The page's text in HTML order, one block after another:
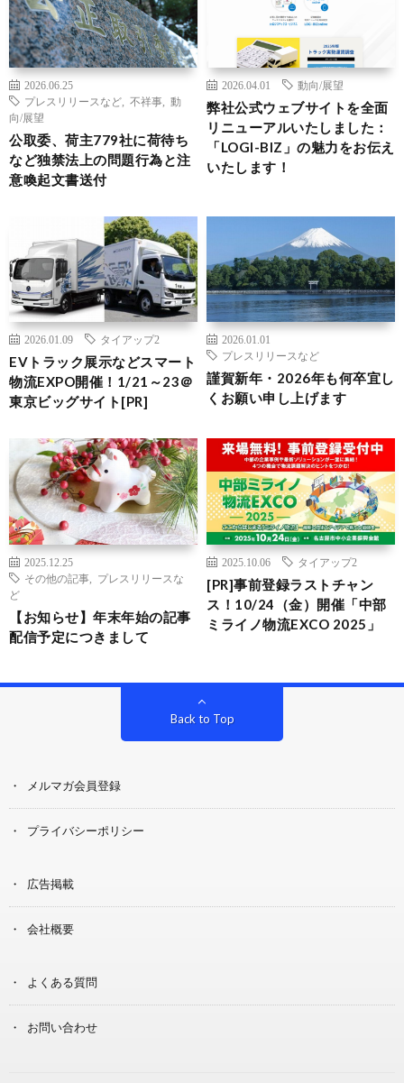
2026.06.25
プレスリリースなど
不祥事
動
向/展望
公取委、荷主779社に荷待ち
など独禁法上の問題行為と注
意喚起文書送付
2026.04.01 動向/展望
弊社公式ウェブサイトを全面
リニューアルいたしました：
「LOGI-BIZ」の魅力をお伝え
いたします！
2026.01.09 タイアップ2
EVトラック展示などスマート
物流EXPO開催！1/21～23＠
東京ビッグサイト[PR]
2026.01.01
プレスリリースなど
謹賀新年・2026年も何卒宜し
くお願い申し上げます
2025.12.25
その他の記事
プレスリリースな
ど
【お知らせ】年末年始の記事
配信予定につきまして
2025.10.06 タイアップ2
[PR]事前登録ラストチャン
ス！10/24（金）開催「中部
ミライノ物流EXCO 2025」
Back to Top
メルマガ会員登録
プライバシーポリシー
広告掲載
会社概要
よくある質問
お問い合わせ